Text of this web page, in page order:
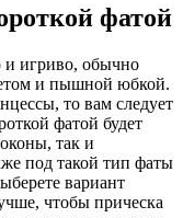
фатой
и игриво, обычно
и пышной юбкой.
то вам следует
фатой будет
так и
под такой тип фаты
вариант
чтобы прическа